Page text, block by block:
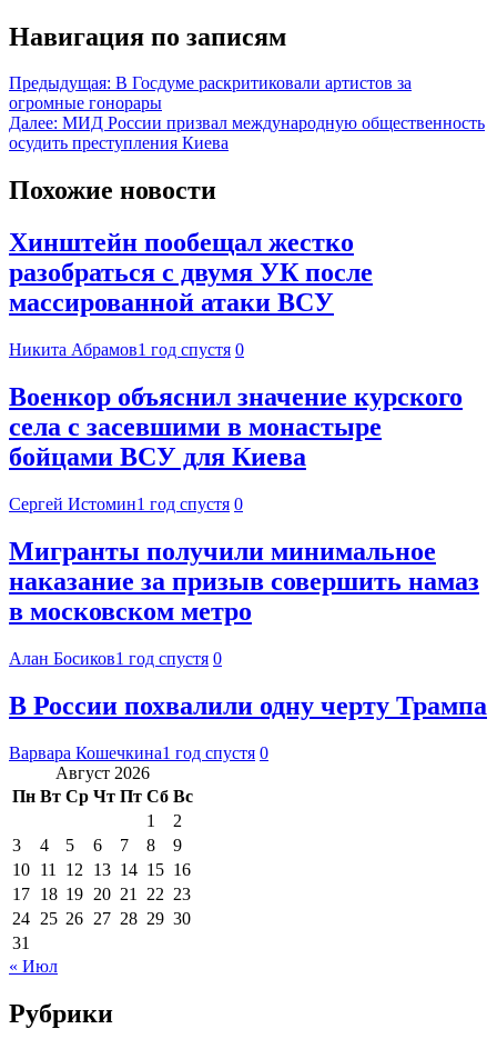
Навигация по записям
Предыдущая: В Госдуме раскритиковали артистов за
огромные гонорары
Далее: МИД России призвал международную общественность
осудить преступления Киева
Похожие новости
Хинштейн пообещал жестко
разобраться с двумя УК после
массированной атаки ВСУ
Никита Абрамов1 год спустя 0
Военкор объяснил значение курского
села с засевшими в монастыре
бойцами ВСУ для Киева
Сергей Истомин1 год спустя 0
Мигранты получили минимальное
наказание за призыв совершить намаз
в московском метро
Алан Босиков1 год спустя 0
В России похвалили одну черту Трампа
Варвара Кошечкина1 год спустя 0
Август 2026
Пн Вт Ср Чт Пт Сб Вс
1
2
3
4 5 6 7 8
9
10 11 12 13 14 15 16
17 18 19 20 21 22 23
24 25 26 27 28 29 30
31
« Июл
Рубрики